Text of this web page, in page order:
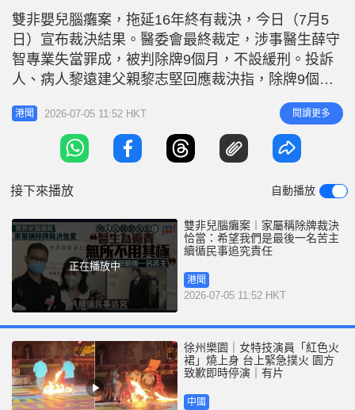
n
i
c
t
r
e
雙非嬰兒腦癱案，拖延16年終有裁決，今日（7月5
日）宣布裁決結果。醫委會最終裁定，涉事醫生薛守
智專業失當罪成，被判除牌9個月，不設緩刑。投訴
人、病人黎遠建父親黎志堅回應裁決指，除牌9個月
裁決是恰當的，但坦言無論如何判也無法換回兒子的
健康，而且個案已拖延達16年。他批評涉事醫生為逃
避責任無所不用其極、毫無誠信及擔當，不曾承認自
身的錯誤。他指會繼續循民事途徑追究責任。 相關
港聞 2026-07-05 11:52 HKT 閱讀更多
接下來播放 自動播放
正在播放中
雙非兒腦癱案︱家屬稱除牌裁決
恰當：希望我們是最後一名苦主
續循民事追究責任
港聞
2026-07-05 11:52 HKT
徐州樂園｜女特技演員「紅色火
裙」燒上身 台上緊急撲火 園方
致歉即時停演｜有片
中國